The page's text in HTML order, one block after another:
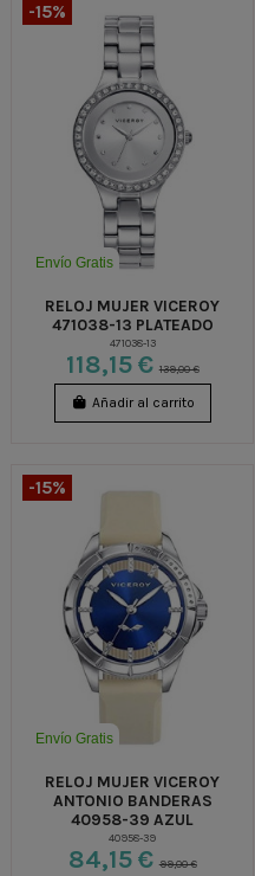
Envío Gratis
-15%
RELOJ MUJER VICEROY
471038-13 PLATEADO
471038-13
118,15 €139,00 €
Añadir al carrito
Envío Gratis
-15%
RELOJ MUJER VICEROY
ANTONIO BANDERAS
40958-39 AZUL
40958-39
84,15 €99,00 €